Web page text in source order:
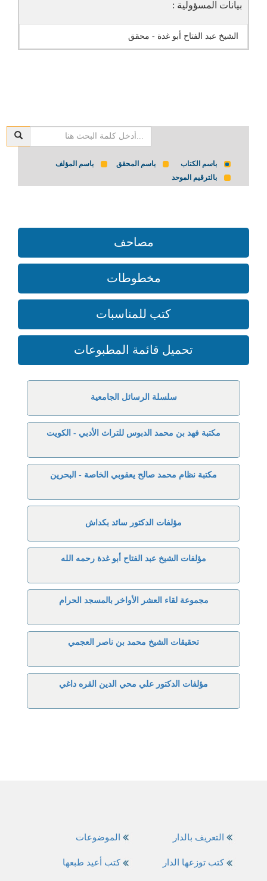
بيانات المسؤولية :
الشيخ عبد الفتاح أبو غدة - محقق
باسم الكتاب باسم المحقق
باسم المؤلف
بالترقيم الموحد
مصاحف
مخطوطات
كتب للمناسبات
تحميل قائمة المطبوعات
سلسلة الرسائل الجامعية
مكتبة فهد بن محمد الدبوس للتراث الأدبي - الكويت
مكتبة نظام محمد صالح يعقوبي الخاصة - البحرين
مؤلفات الدكتور سائد بكداش
مؤلفات الشيخ عبد الفتاح أبو غدة رحمه الله
مجموعة لقاء العشر الأواخر بالمسجد الحرام
تحقيقات الشيخ محمد بن ناصر العجمي
مؤلفات الدكتور علي محي الدين القره داغي
الموضوعات
كتب أعيد طبعها
التعريف بالدار
كتب توزعها الدار